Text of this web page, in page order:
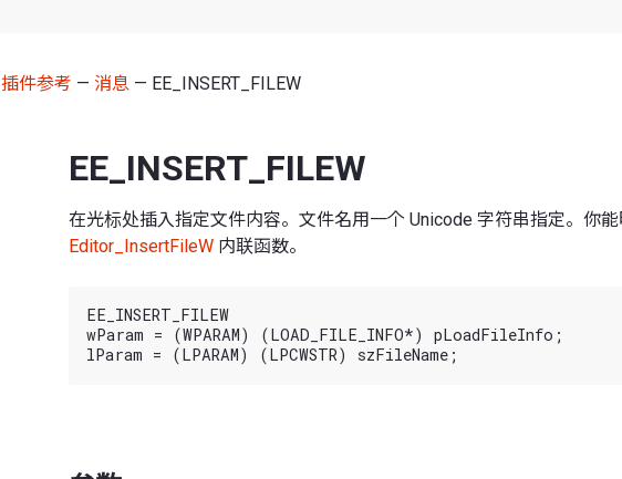
插件参考 — 消息— EE_INSERT_FILEW
EE_INSERT_FILEW
在光标处插入指定文件内容。文件名用一个 Unicode 字符串指定。你
Editor_InsertFileW 内联函数。
EE_INSERT_FILEW
wParam = (WPARAM) (LOAD_FILE_INFO*) pLoadFileInfo;